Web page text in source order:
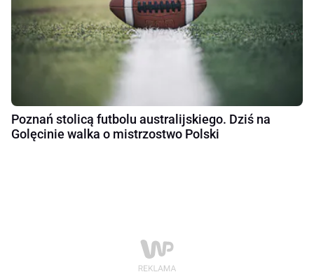
Poznań stolicą futbolu australijskiego. Dziś na
Golęcinie walka o mistrzostwo Polski